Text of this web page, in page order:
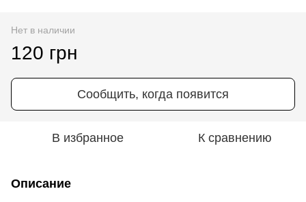
Нет в наличии
120 грн
Сообщить, когда появится
В избранное К сравнению
Описание